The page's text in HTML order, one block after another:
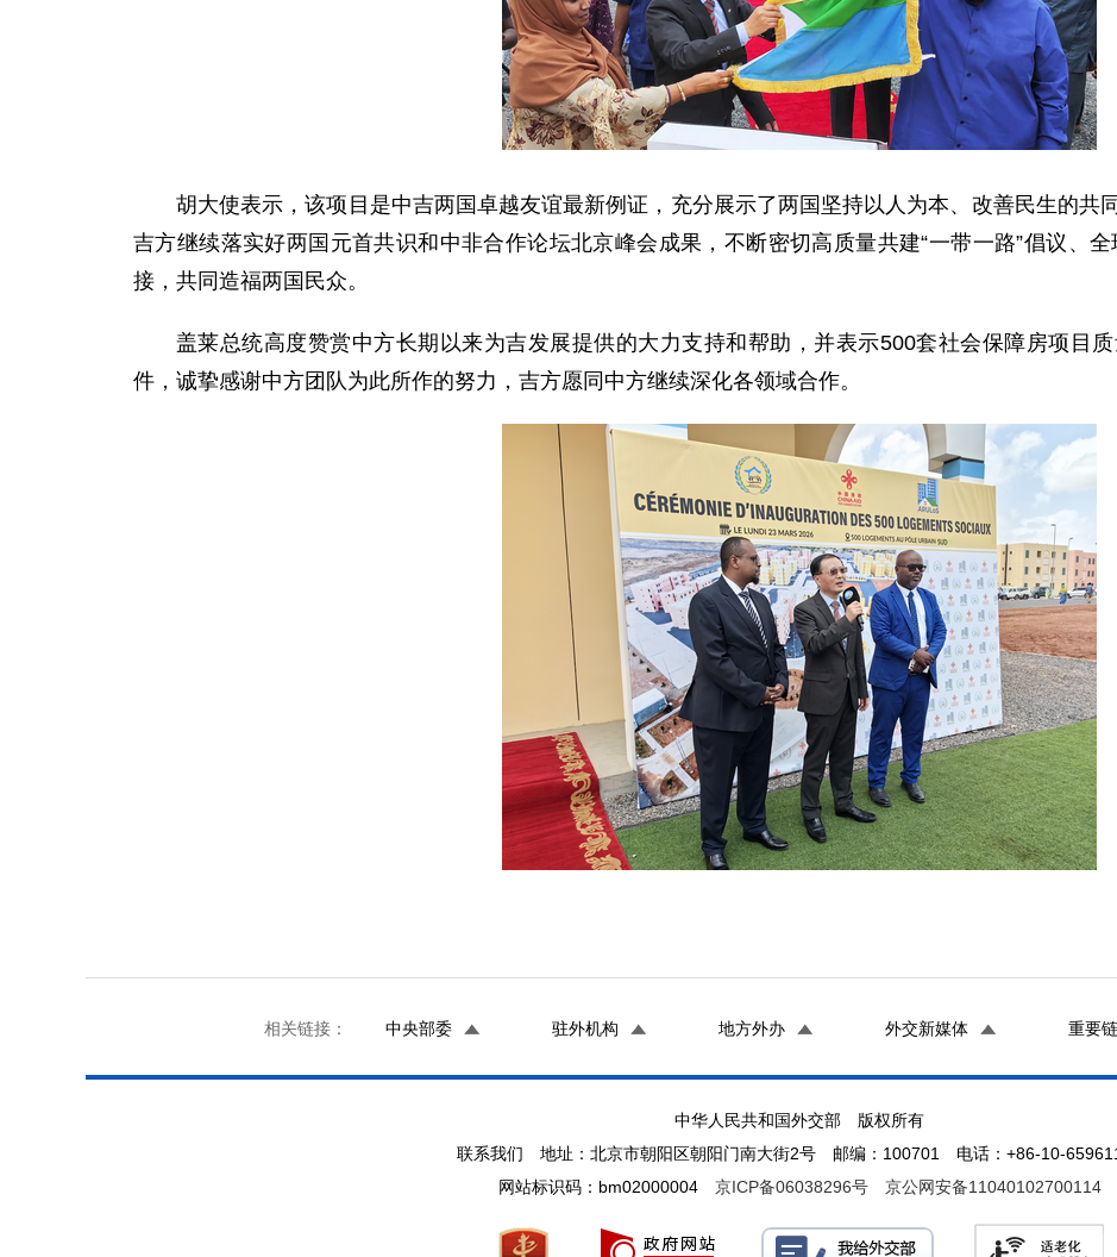
胡大使表示，该项目是中吉两国卓越友谊最新例证，充分展示了两国坚持以人为本、改善民生的共
吉方继续落实好两国元首共识和中非合作论坛北京峰会成果，不断密切高质量共建“一带一路”倡议、
接，共同造福两国民众。
盖莱总统高度赞赏中方长期以来为吉发展提供的大力支持和帮助，并表示500套社会保障房项目
件，诚挚感谢中方团队为此所作的努力，吉方愿同中方继续深化各领域合作。
相关链接： 中央部委 驻外机构 地方外办 外交新媒体 重要
中华人民共和国外交部 版权所有
联系我们 地址：北京市朝阳区朝阳门南大街2号 邮编：100701 电话：+86-10-
网站标识码：bm02000004 京ICP备06038296号 京公网安备11040102700114